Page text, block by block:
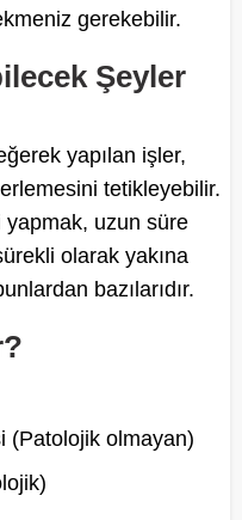
gerekebilir.
Şeyler
yapılan işler,
tetikleyebilir.
uzun süre
olarak yakına
bazılarıdır.
(Patolojik olmayan)